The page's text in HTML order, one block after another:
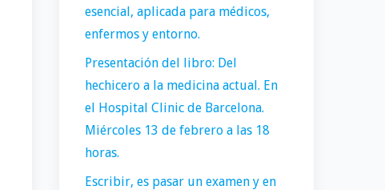
esencial, aplicada para médicos,
enfermos y entorno.
Presentación del libro: Del
hechicero a la medicina actual. En
el Hospital Clinic de Barcelona.
Miércoles 13 de febrero a las 18
horas.
Escribir, es pasar un examen y en